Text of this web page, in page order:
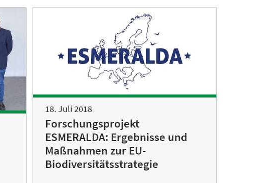
18. Juli 2018
Forschungsprojekt
ESMERALDA: Ergebnisse und
Maßnahmen zur EU-
Biodiversitätsstrategie